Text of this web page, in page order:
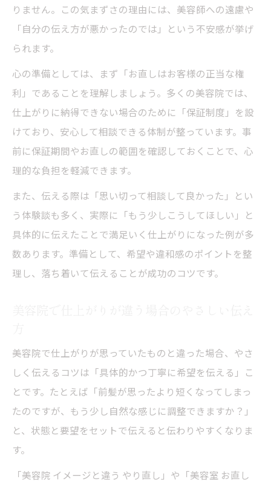
りません。この気まずさの理由には、美容師への遠慮や
「自分の伝え方が悪かったのでは」という不安感が挙げ
られます。
心の準備としては、まず「お直しはお客様の正当な権
利」であることを理解しましょう。多くの美容院では、
仕上がりに納得できない場合のために「保証制度」を設
けており、安心して相談できる体制が整っています。事
前に保証期間やお直しの範囲を確認しておくことで、心
理的な負担を軽減できます。
また、伝える際は「思い切って相談して良かった」とい
う体験談も多く、実際に「もう少しこうしてほしい」と
具体的に伝えたことで満足いく仕上がりになった例が多
数あります。準備として、希望や違和感のポイントを整
理し、落ち着いて伝えることが成功のコツです。
美容院で仕上がりが思っていたものと違った場合、やさ
しく伝えるコツは「具体的かつ丁寧に希望を伝える」こ
とです。たとえば「前髪が思ったより短くなってしまっ
たのですが、もう少し自然な感じに調整できますか？」
と、状態と要望をセットで伝えると伝わりやすくなりま
す。
「美容院 イメージと違う やり直し」や「美容室 お直し